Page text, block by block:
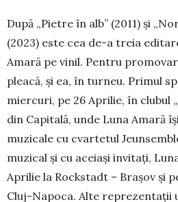
După „Pietre în alb” (2011) și
(2023) este cea de-a treia
Amară pe vinil. Pen­tru
pleacă, și ea, în turneu. Primul
miercuri, pe 26 Aprilie, în clubul
din Capitală, unde Luna Amară
muzicale cu cvartetul
muzical și cu aceiași invitați,
Apri­lie la Rockstadt – Bra­șov și
Cluj-Na­poca. Alte reprezentații